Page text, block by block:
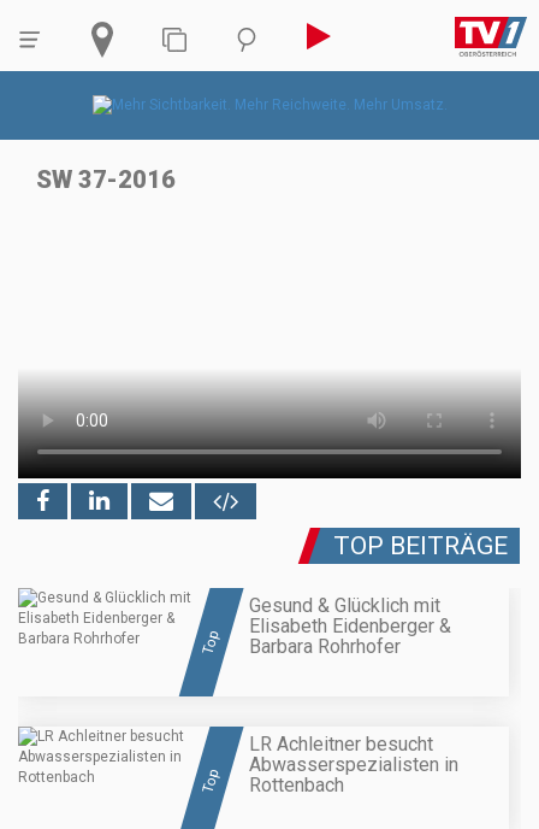
SW 37-2016
TOP BEITRÄGE
Top
Gesund & Glücklich mit
Elisabeth Eidenberger &
Barbara Rohrhofer
Top
LR Achleitner besucht
Abwasserspezialisten in
Rottenbach